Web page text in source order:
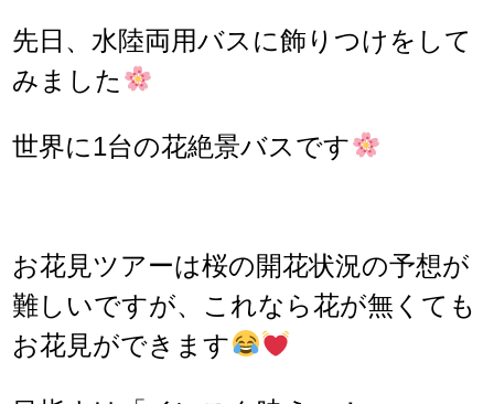
先日、水陸両用バスに飾りつけをして
みました
世界に1台の花絶景バスです
お花見ツアーは桜の開花状況の予想が
難しいですが、これなら花が無くても
お花見ができます